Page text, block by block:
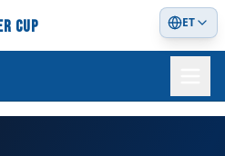
CUP ET